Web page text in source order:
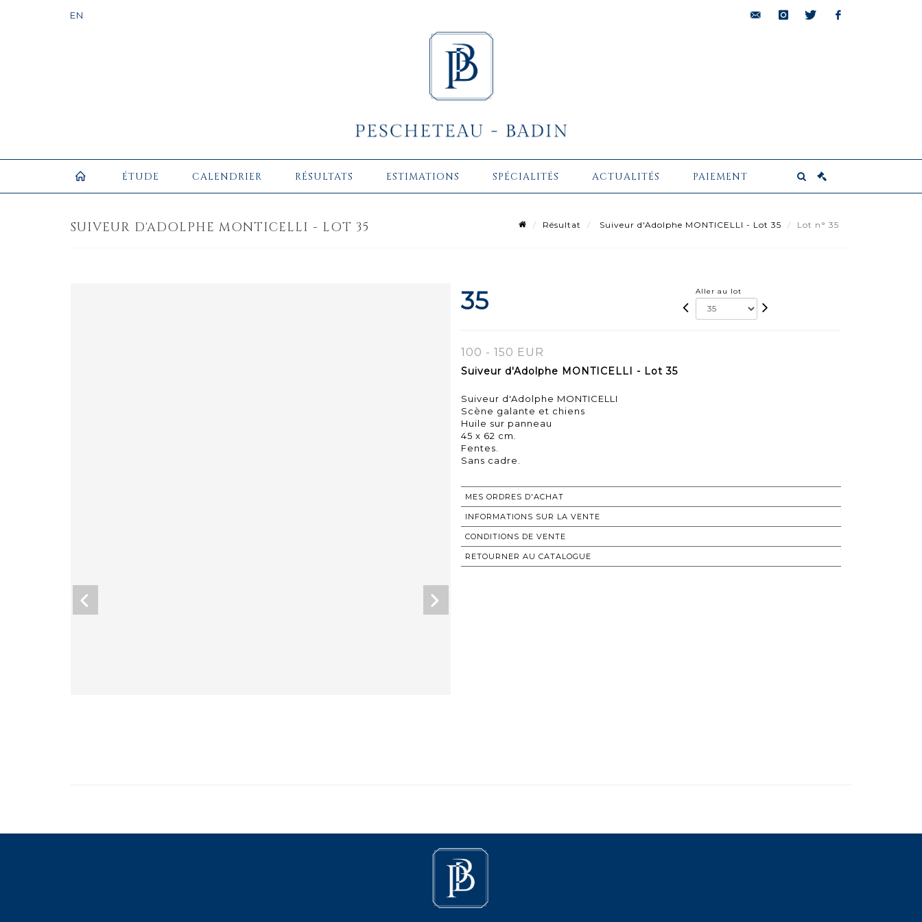
ÉTUDE CALENDRIER RÉSULTATS ESTIMATIONS SPÉCIALITÉS ACTUALITÉS PAIEMENT
SUIVEUR D'ADOLPHE MONTICELLI - LOT 35 Résultat Suiveur d'Adolphe MONTICELLI - Lot 35 Lot n° 35
35 Aller au lot
100 - 150 EUR
Suiveur d'Adolphe MONTICELLI - Lot 35
Suiveur d'Adolphe MONTICELLI
Scène galante et chiens
Huile sur panneau
45 x 62 cm.
Fentes.
Sans cadre.
MES ORDRES D'ACHAT
INFORMATIONS SUR LA VENTE
CONDITIONS DE VENTE
RETOURNER AU CATALOGUE